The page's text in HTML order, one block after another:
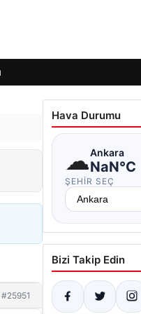
#25951
Hava Durumu
☁Ankara
NaN°C
ŞEHIR SEÇ
Bizi Takip Edin